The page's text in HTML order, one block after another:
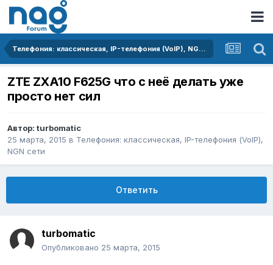
Телефония: классическая, IP-телефония (VoIP), NGN сети
ZTE ZXA10 F625G что с неё делать уже
просто нет сил
Автор: turbomatic
25 марта, 2015 в Телефония: классическая, IP-телефония (VoIP),
NGN сети
Ответить
turbomatic
Опубликовано 25 марта, 2015